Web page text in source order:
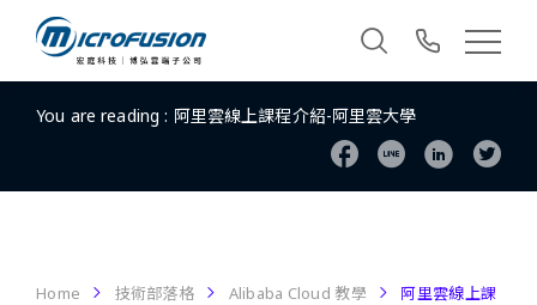
You are reading : 阿里雲線上課程介紹-阿里雲大學
Home 技術部落格 Alibaba Cloud 教學
阿里雲線上課